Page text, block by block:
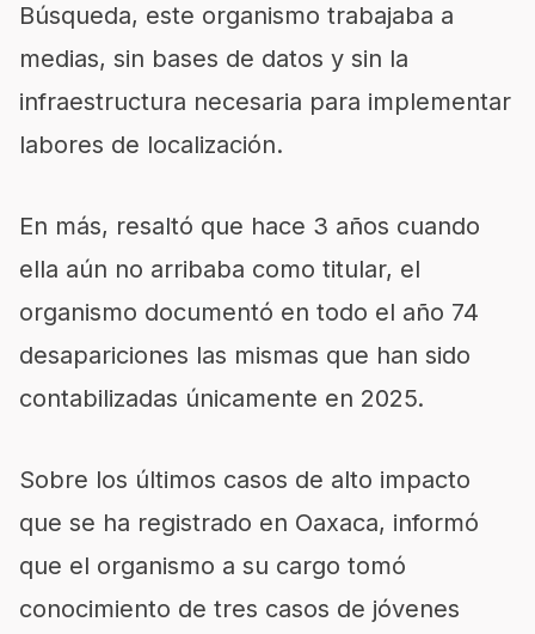
Búsqueda, este organismo trabajaba a
medias, sin bases de datos y sin la
infraestructura necesaria para implementar
labores de localización.
En más, resaltó que hace 3 años cuando
ella aún no arribaba como titular, el
organismo documentó en todo el año 74
desapariciones las mismas que han sido
contabilizadas únicamente en 2025.
Sobre los últimos casos de alto impacto
que se ha registrado en Oaxaca, informó
que el organismo a su cargo tomó
conocimiento de tres casos de jóvenes